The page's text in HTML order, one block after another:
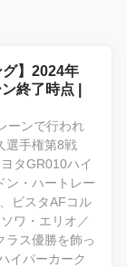
グ】2024年
終了時点 |
ーンで行われ
選手権第8戦
タGR010ハイ
ン・ハートレー
ビスタAFコル
ワ・エリオ／
ラス優勝を飾っ
イパーカーク